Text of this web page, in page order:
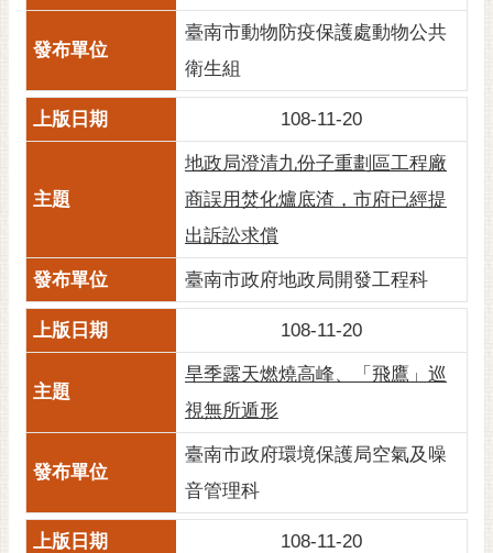
置
臺南市動物防疫保護處動物公共
衛生組
108-11-20
地政局澄清九份子重劃區工程廠
商誤用焚化爐底渣，市府已經提
出訴訟求償
臺南市政府地政局開發工程科
108-11-20
旱季露天燃燒高峰、「飛鷹」巡
視無所遁形
臺南市政府環境保護局空氣及噪
音管理科
108-11-20